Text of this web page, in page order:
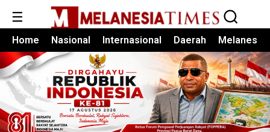
☰
Home Nasional Internasional Daerah Melanesia